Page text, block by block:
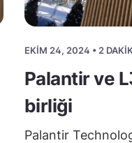
EKIM 24, 2024 • 2
Palantir ve
birliği
Palantir